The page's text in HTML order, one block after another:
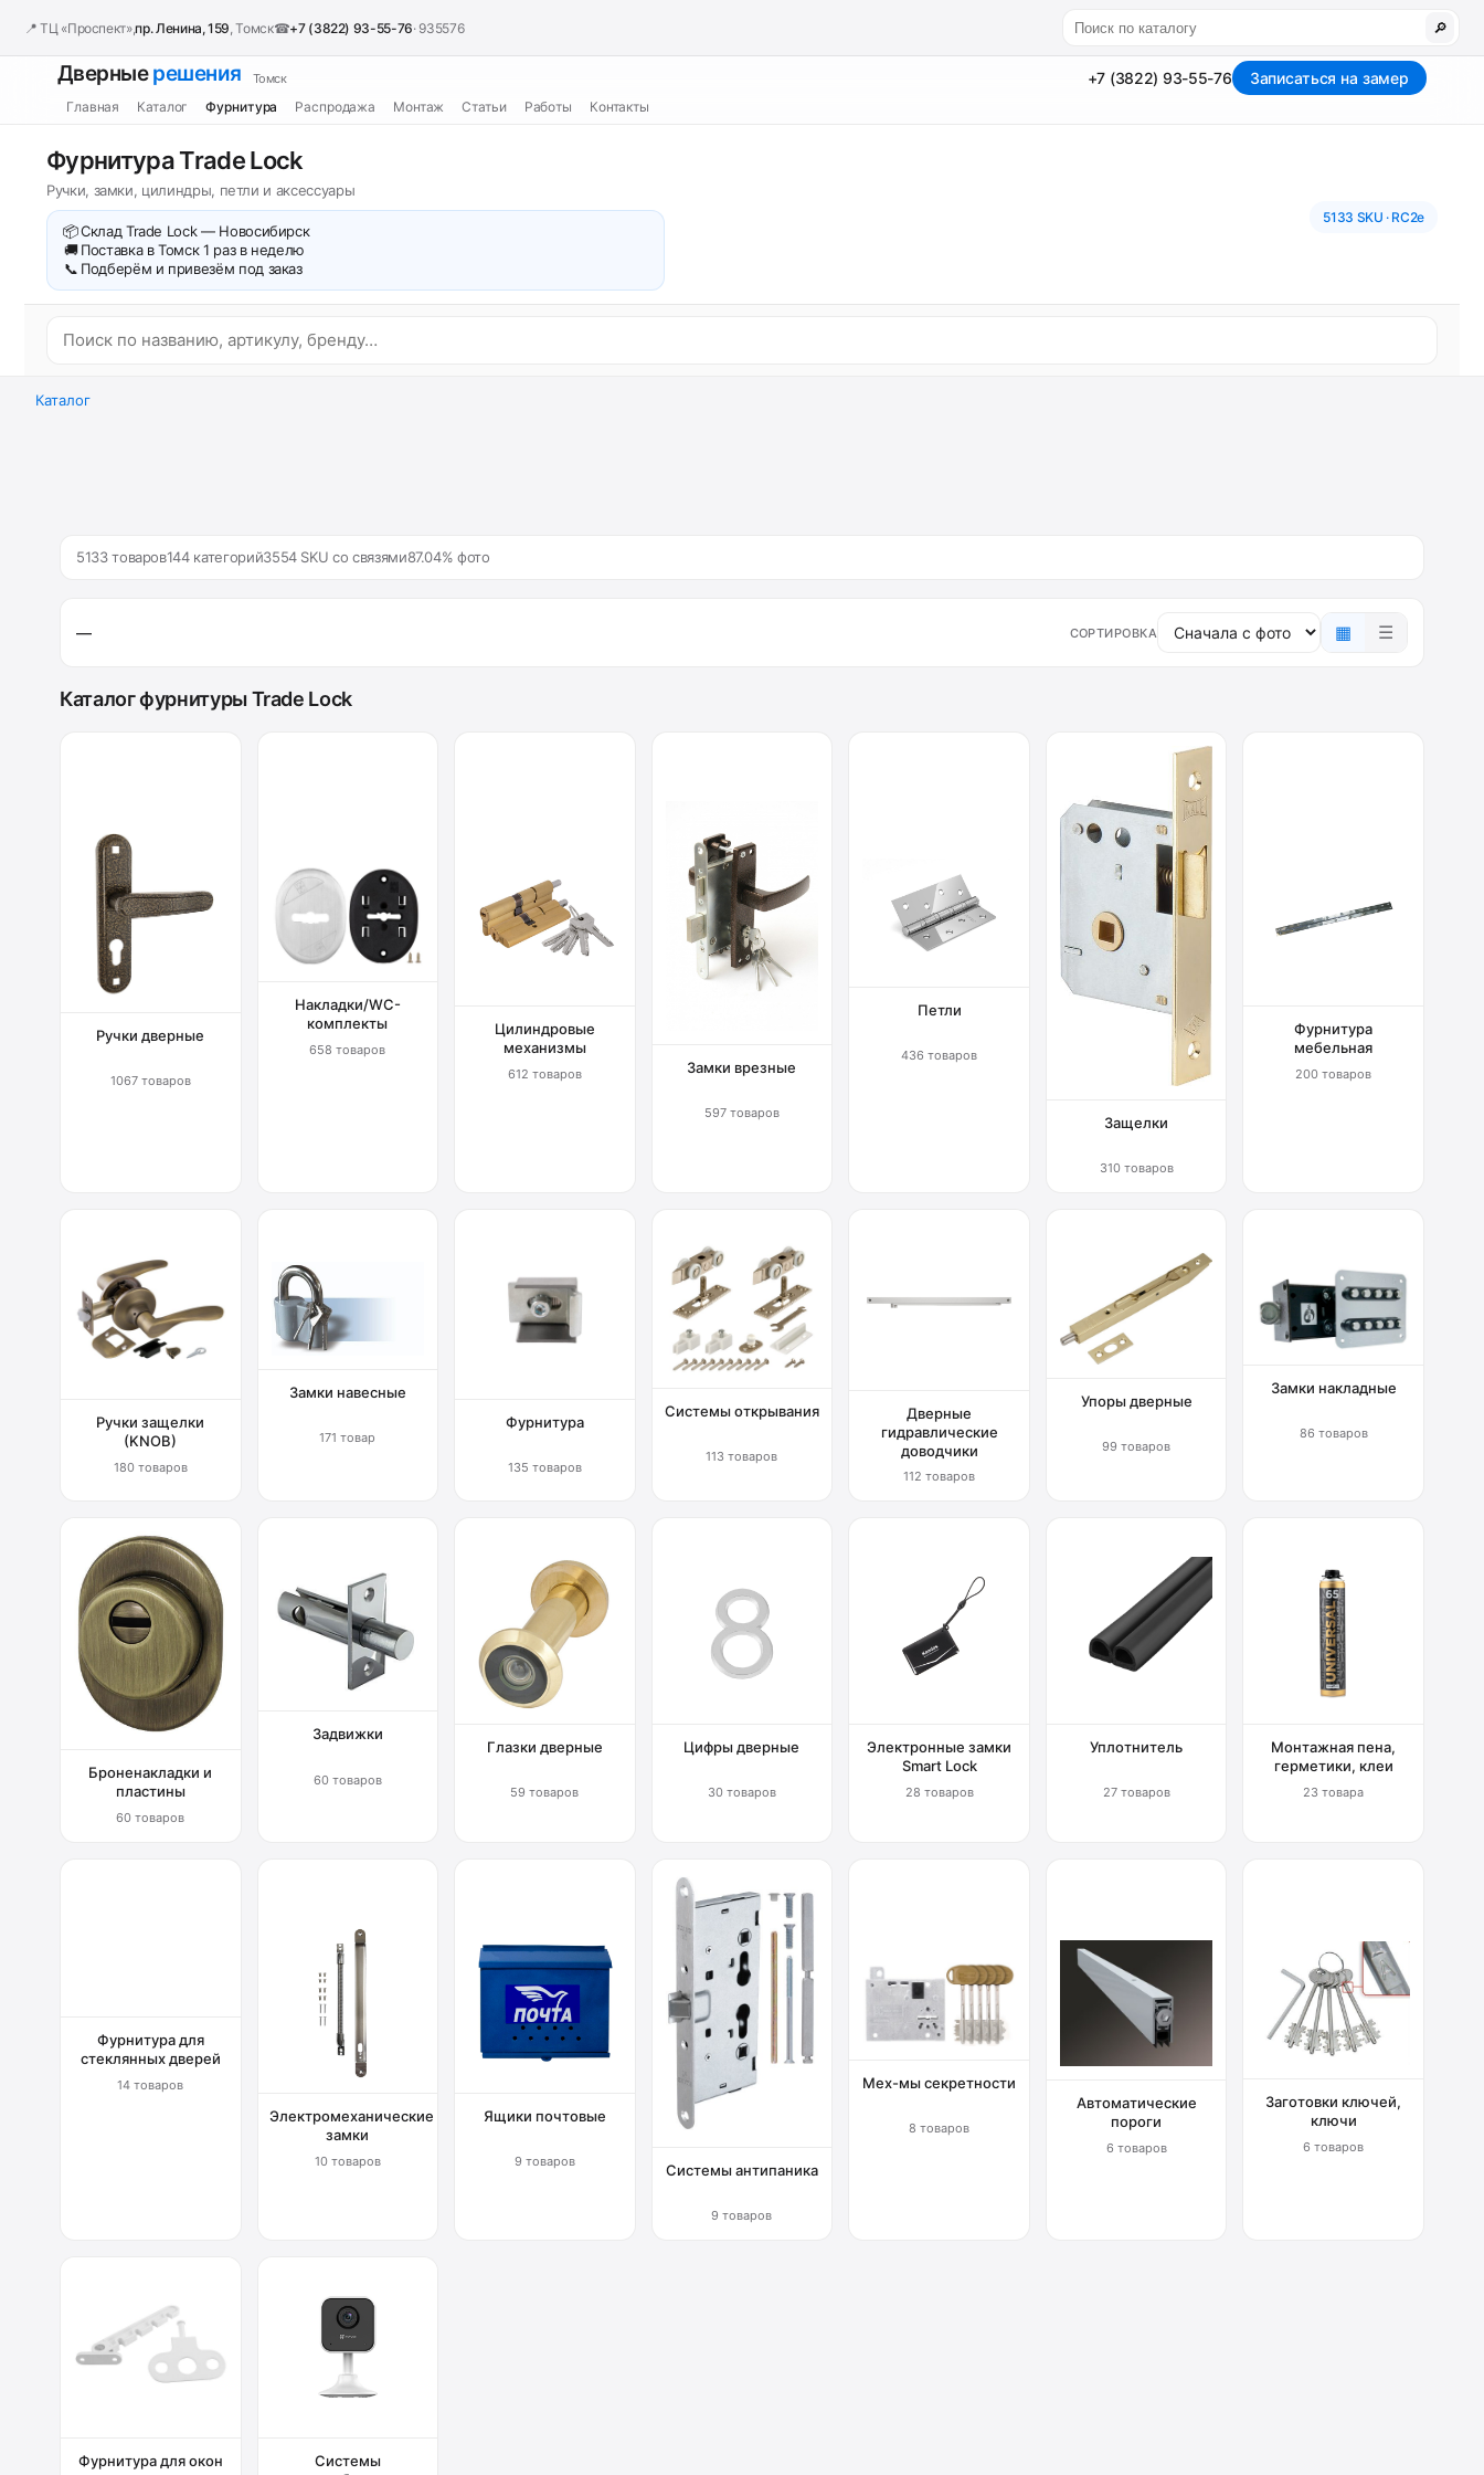
📍 ТЦ «Проспект»,пр. Ленина, 159 , Томск☎+7 (3822) 93-55-76· 935576 🔎
Дверныерешения Томск
Главная Каталог Фурнитура Распродажа Монтаж Статьи Работы Контакты
+7 (3822) 93-55-76 Записаться на замер
Фурнитура Trade Lock
Ручки, замки, цилиндры, петли и аксессуары
📦Склад Trade Lock — Новосибирск
🚚 Поставка в Томск 1 раз в неделю
📞 Подберём и привезём под заказ
5133 SKU · RC2e
Каталог
5133 товаров144 категорий3554 SKU со связями87.04% фото
— СОРТИРОВКА ▦ ☰
Каталог фурнитуры Trade Lock
Ручки дверные
1067 товаров
Накладки/WC-
комплекты
658 товаров
Цилиндровые
механизмы
612 товаров Замки врезные
597 товаров
Петли
436 товаров
Защелки
310 товаров
Фурнитура
мебельная
200 товаров
Ручки защелки
(KNOB)
180 товаров
Замки навесные
171 товар
Фурнитура
135 товаров
Системы открывания
113 товаров
Дверные
гидравлические
доводчики
112 товаров
Упоры дверные
99 товаров
Замки накладные
86 товаров
Броненакладки и
пластины
60 товаров
Задвижки
60 товаров
Глазки дверные
59 товаров
Цифры дверные
30 товаров
Электронные замки
Smart Lock
28 товаров
Уплотнитель
27 товаров
Монтажная пена,
герметики, клеи
23 товара
Фурнитура для
стеклянных дверей
14 товаров
Электромеханические
замки
10 товаров
Ящики почтовые
9 товаров Системы антипаника
9 товаров
Мех-мы секретности
8 товаров
Автоматические
пороги
6 товаров
Заготовки ключей,
ключи
6 товаров
Фурнитура для окон
Системы